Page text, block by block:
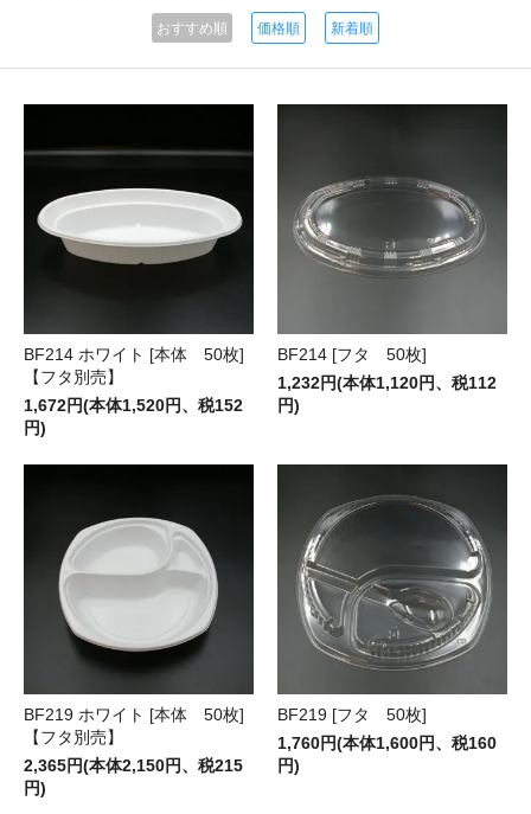
おすすめ順 価格順 新着順
BF214 ホワイト [本体 50枚]
【フタ別売】
1,672円(本体1,520円、税152
円)
BF214 [フタ 50枚]
1,232円(本体1,120円、税112
円)
BF219 ホワイト [本体 50枚]
【フタ別売】
2,365円(本体2,150円、税215
円)
BF219 [フタ 50枚]
1,760円(本体1,600円、税160
円)